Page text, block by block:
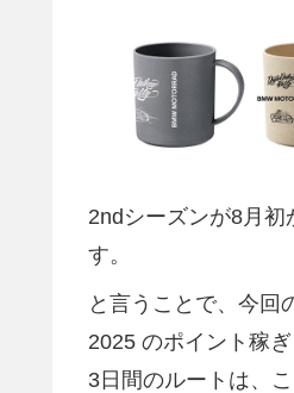
2ndシーズンが8月
す。
と言うことで、今回
2025 のポイント稼ぎ
3日間のルートは、こ